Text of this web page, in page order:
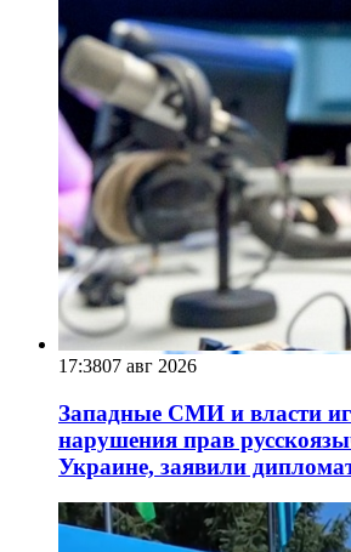
17:3807 авг 2026
Западные СМИ и власти
нарушения прав
Украине, заявили